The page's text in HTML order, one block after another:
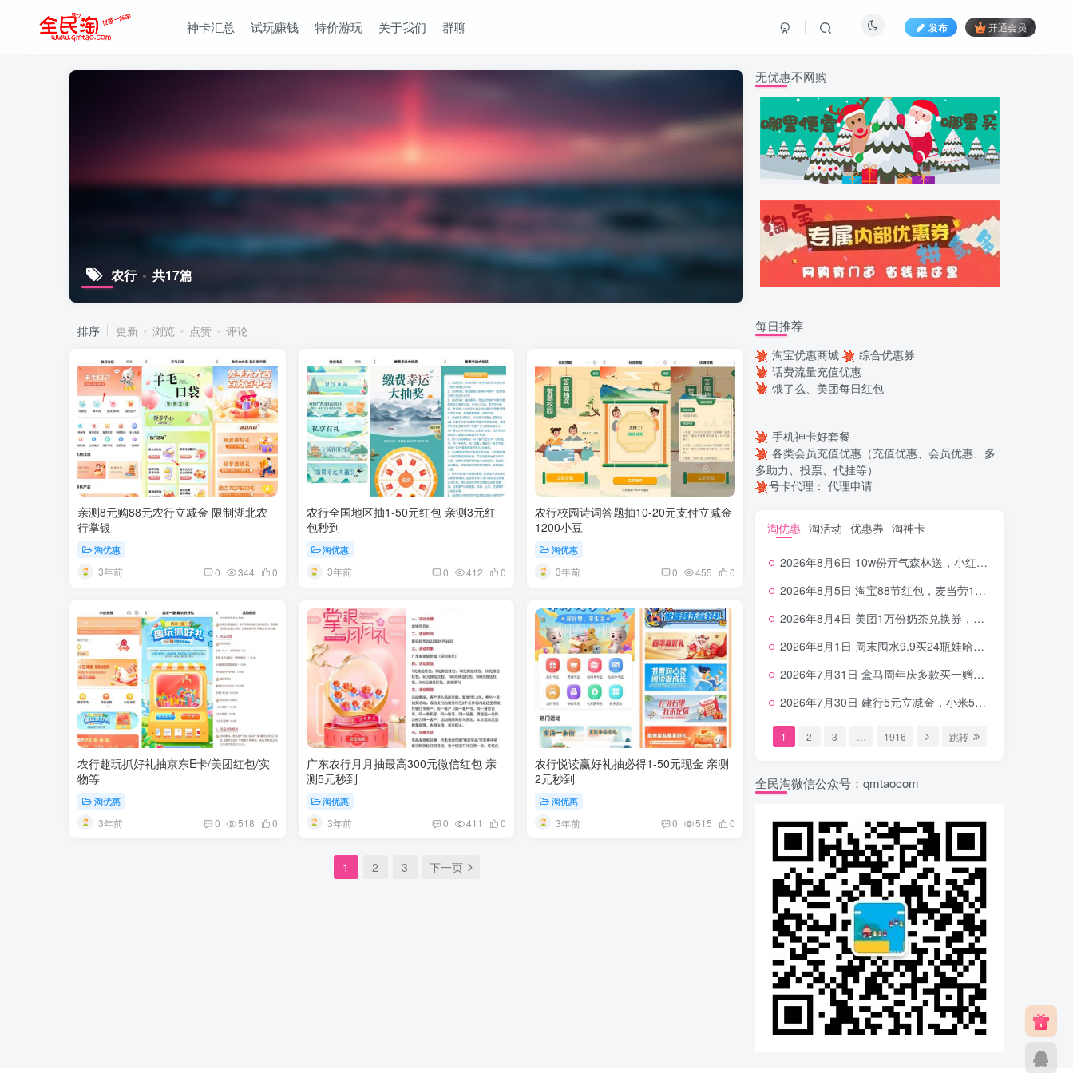
神卡汇总 试玩赚钱 特价游玩 关于我们 群聊 发布 开通会员
农行 共17篇
排序 更新 浏览 点赞 评论
亲测8元购88元农行立减金 限制湖北农
行掌银
淘优惠
3年前 0 344 0
农行全国地区抽1-50元红包 亲测3元红
包秒到
淘优惠
3年前 0 412 0
农行校园诗词答题抽10-20元支付立减金
1200小豆
淘优惠
3年前 0 455 0
农行趣玩抓好礼抽京东E卡/美团红包/实
物等
淘优惠
3年前 0 518 0
广东农行月月抽最高300元微信红包 亲
测5元秒到
淘优惠
3年前 0 411 0
农行悦读赢好礼抽必得1-50元现金 亲测
2元秒到
淘优惠
3年前 0 515 0
1 2 3 下一页
无优惠不网购
每日推荐
淘宝优惠商城
综合优惠券
话费流量充值优惠
饿了么、美团每日红包
手机神卡好套餐
各类会员充值优惠（充值优惠、会员优惠、多
多助力、投票、代挂等）
号卡代理： 代理申请
淘优惠 淘活动 优惠券 淘神卡
2026年8月6日 10w份亓气森林送，小红书12元无门槛，中行电费30-10，0元柠檬水+0撸汉堡等
2026年8月5日 淘宝88节红包，麦当劳150万份柠檬水，三万份瑞幸免单，霸王9万份0.01券等
2026年8月4日 美团1万份奶茶兑换券，农行5E卡，中行支付超给利，美团领18个冰激凌，小米每天领2-6元等等
2026年8月1日 周末囤水9.9买24瓶娃哈哈，建行100元京东券，移动5元话费，麦当劳甜筒，交行立减金等
2026年7月31日 盒马周年庆多款买一赠一，饿了么拆红包，建行30立减金，农行领10元刷卡金等
2026年7月30日 建行5元立减金，小米5元，抢2500份爷爷不泡茶，闪购20-20，3元吃瑞幸咖啡等
1 2 3 1916 跳转
全民淘微信公众号：qmtaocom